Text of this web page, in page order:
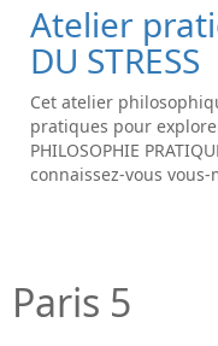
Atelier
DU STRESS
Cet atelier
pratiques pour
PHILOSOPHIE
connaissez-vous vous-
Paris 5